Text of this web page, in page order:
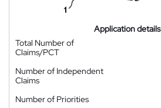
Application details
Total Number of
Claims/PCT
Number of Independent
Claims
Number of Priorities